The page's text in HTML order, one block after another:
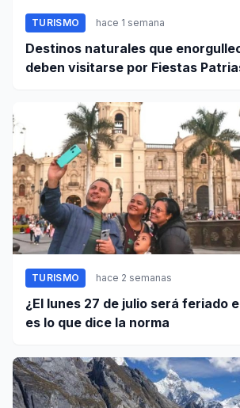
TURISMO hace 1 semana
Destinos naturales que
deben visitarse por Fiestas
TURISMO hace 2 semanas
¿El lunes 27 de julio será feriado
es lo que dice la norma